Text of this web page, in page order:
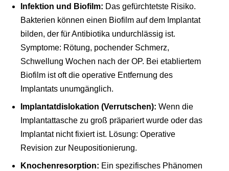
Infektion und Biofilm: Das gefürchtetste Risiko.
Bakterien können einen Biofilm auf dem Implantat
bilden, der für Antibiotika undurchlässig ist.
Symptome: Rötung, pochender Schmerz,
Schwellung Wochen nach der OP. Bei etabliertem
Biofilm ist oft die operative Entfernung des
Implantats unumgänglich.
Implantatdislokation (Verrutschen): Wenn die
Implantattasche zu groß präpariert wurde oder das
Implantat nicht fixiert ist. Lösung: Operative
Revision zur Neupositionierung.
Knochenresorption: Ein spezifisches Phänomen